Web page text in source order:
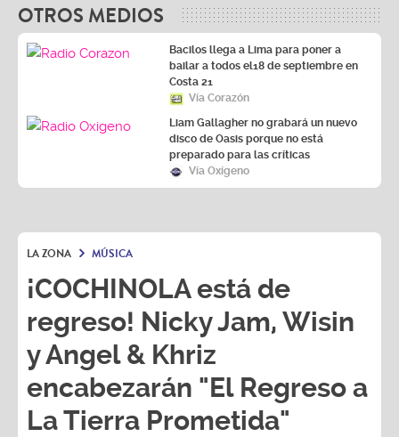
OTROS MEDIOS
Bacilos llega a Lima para poner a
bailar a todos el18 de septiembre en
Costa 21
Vía Corazón
Liam Gallagher no grabará un nuevo
disco de Oasis porque no está
preparado para las críticas
Vía Oxígeno
LA ZONA MÚSICA
¡COCHINOLA está de
regreso! Nicky Jam, Wisin
y Angel & Khriz
encabezarán "El Regreso a
La Tierra Prometida"